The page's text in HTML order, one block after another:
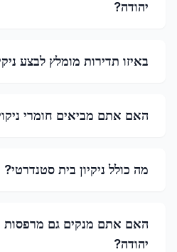
יהודה?
באיזו תדירות מומלץ לבצע
האם אתם מביאים חומרי ניקוי
מה כולל ניקיון בית סטנדרטי?
האם אתם מנקים גם מרפסות
יהודה?